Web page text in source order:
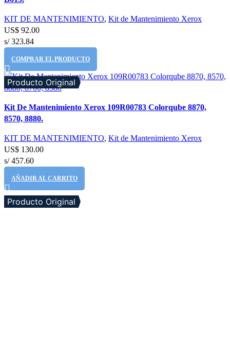
Añadir a la lista de deseos
KIT DE MANTENIMIENTO, Kit de Mantenimiento Xerox
US$ 92.00
s/ 323.84
COMPRAR EL PRODUCTO
Producto Original
Vista rápida
Añadir a la lista de deseos
Kit De Mantenimiento Xerox 109R00783 Colorqube 8870,
8570, 8880.
KIT DE MANTENIMIENTO, Kit de Mantenimiento Xerox
US$ 130.00
s/ 457.60
AÑADIR AL CARRITO
Producto Original